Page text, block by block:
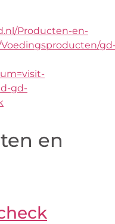
Producten-en-
gd-
en